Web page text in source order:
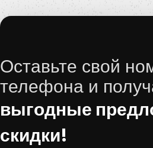
Оставьте свой
телефона и
выгодные
скидки!